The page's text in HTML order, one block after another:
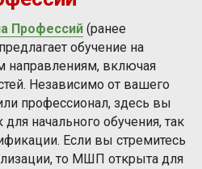
Профессий (ранее
обучение на
направлениям, включая
Независимо от вашего
профессионал, здесь вы
начального обучения, так
Если вы стремитесь
то МШП открыта для